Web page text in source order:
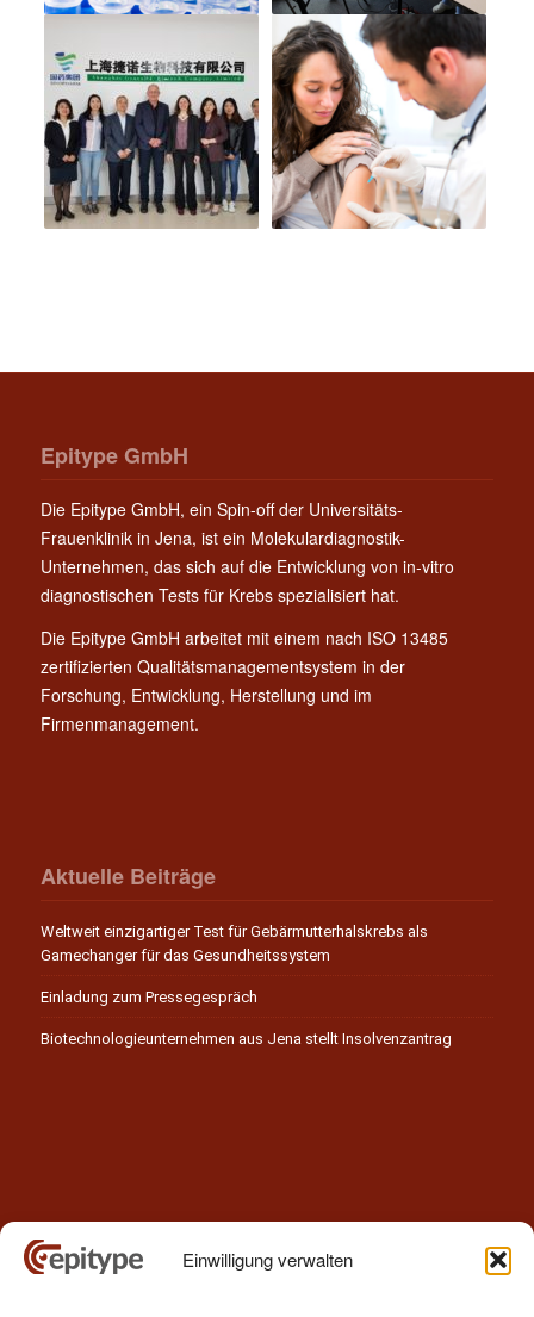
Einwilligung verwalten
Epitype GmbH
Die Epitype GmbH, ein Spin-off der Universitäts-
Frauenklinik in Jena, ist ein Molekulardiagnostik-
Unternehmen, das sich auf die Entwicklung von in-vitro
diagnostischen Tests für Krebs spezialisiert hat.
Die Epitype GmbH arbeitet mit einem nach ISO 13485
zertifizierten Qualitätsmanagementsystem in der
Forschung, Entwicklung, Herstellung und im
Firmenmanagement.
Aktuelle Beiträge
Weltweit einzigartiger Test für Gebärmutterhalskrebs als
Gamechanger für das Gesundheitssystem
Einladung zum Pressegespräch
Biotechnologieunternehmen aus Jena stellt Insolvenzantrag
Kontakt